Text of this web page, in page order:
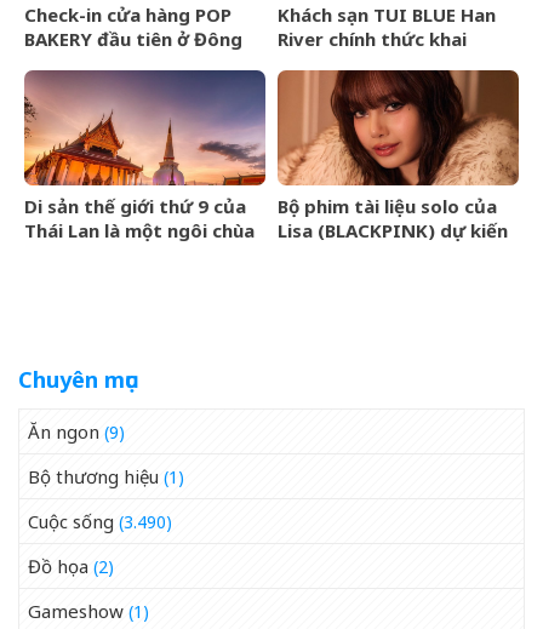
Check-in cửa hàng POP
BAKERY đầu tiên ở Đông
Khách sạn TUI BLUE Han
River chính thức khai
Di sản thế giới thứ 9 của
Thái Lan là một ngôi chùa
Bộ phim tài liệu solo của
Lisa (BLACKPINK) dự kiến
Chuyên mục
Ăn ngon (9)
Bộ thương hiệu (1)
Cuộc sống (3.490)
Đồ họa (2)
Gameshow (1)